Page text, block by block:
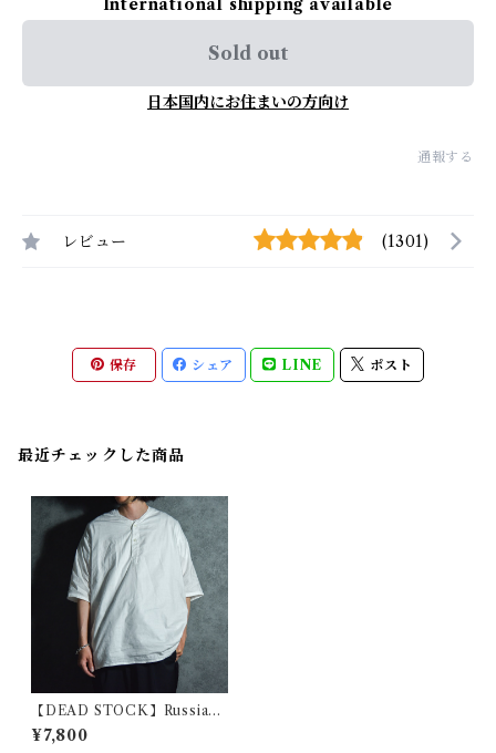
International shipping available
Sold out
日本国内にお住まいの方向け
通報する
レビュー (1301)
保存 シェア LINE ポスト
最近チェックした商品
【DEAD STOCK】Russian
Army Short-sleeve V-henr
y Sleeping Shirts ロシア軍
¥7,800